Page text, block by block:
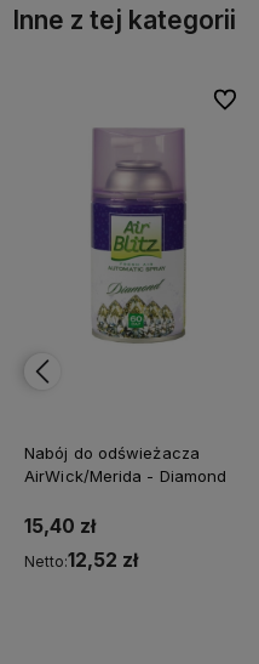
Inne z tej kategorii
Nabój do odświeżacza
AirWick/Merida - Diamond
15,40 zł
Netto:12,52 zł
Do
Do